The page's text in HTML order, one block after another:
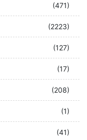
(471)
(2223)
(127)
(17)
(208)
(1)
(41)